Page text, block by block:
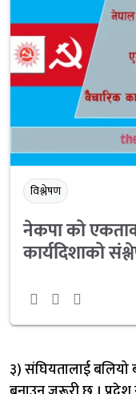
विश्लेषण
नेकपा को
कार्यदिशाको
३) संघियतालाई बलियो